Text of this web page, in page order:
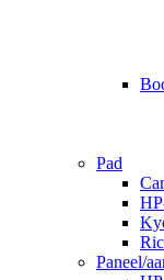
Pad
Paneel/